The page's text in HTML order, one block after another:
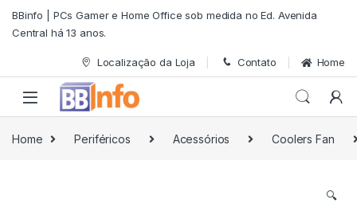
Skip to navigation
Skip to content
BBinfo | PCs Gamer e Home Office sob medida no Ed. Avenida
Central há 13 anos.
Localização da Loja Contato Home
Home Periféricos Acessórios Coolers Fan
🔍